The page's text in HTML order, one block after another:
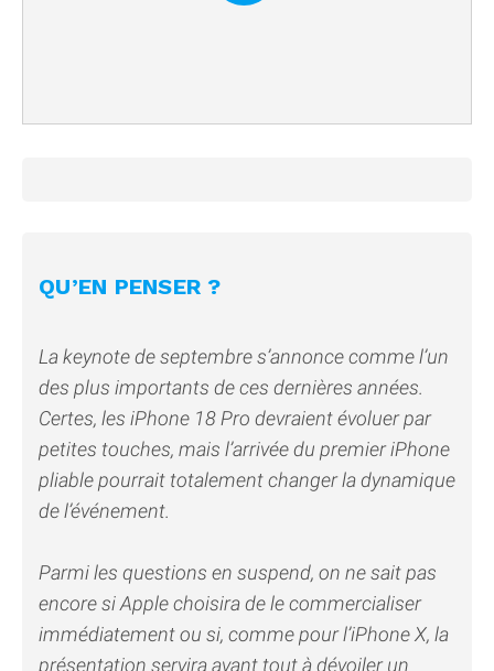
QU’EN PENSER ?
La keynote de septembre s’annonce comme l’un
des plus importants de ces dernières années.
Certes, les iPhone 18 Pro devraient évoluer par
petites touches, mais l’arrivée du premier iPhone
pliable pourrait totalement changer la dynamique
de l’événement.
Parmi les questions en suspend, on ne sait pas
encore si Apple choisira de le commercialiser
immédiatement ou si, comme pour l’iPhone X, la
présentation servira avant tout à dévoiler un